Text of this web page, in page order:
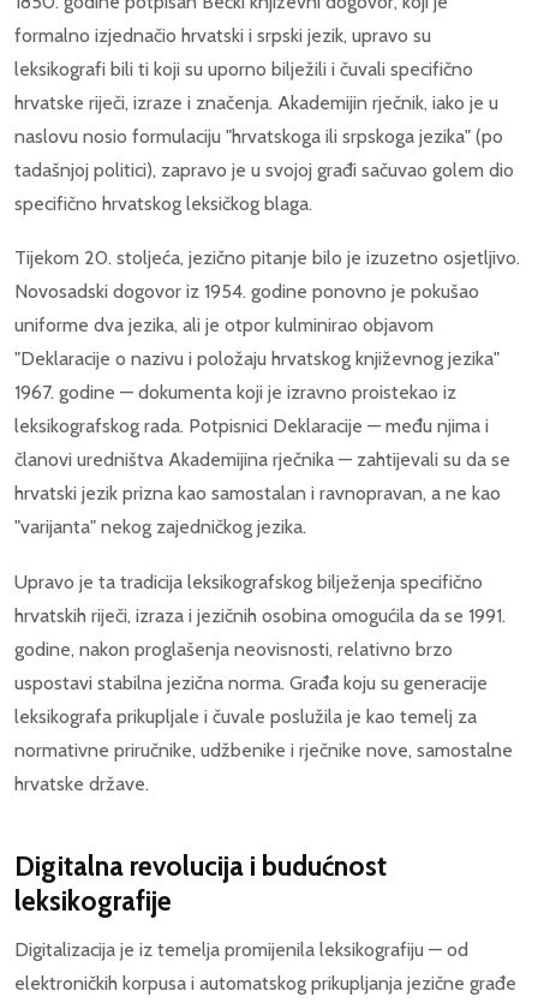
formalno izjednačio hrvatski i srpski jezik, upravo su
leksikografi bili ti koji su uporno bilježili i čuvali specifično
hrvatske riječi, izraze i značenja. Akademijin rječnik, iako je u
naslovu nosio formulaciju "hrvatskoga ili srpskoga jezika" (po
tadašnjoj politici), zapravo je u svojoj građi sačuvao golem dio
specifično hrvatskog leksičkog blaga.
Tijekom 20. stoljeća, jezično pitanje bilo je izuzetno osjetljivo.
Novosadski dogovor iz 1954. godine ponovno je pokušao
uniforme dva jezika, ali je otpor kulminirao objavom
"Deklaracije o nazivu i položaju hrvatskog književnog jezika"
1967. godine — dokumenta koji je izravno proistekao iz
leksikografskog rada. Potpisnici Deklaracije — među njima i
članovi uredništva Akademijina rječnika — zahtijevali su da se
hrvatski jezik prizna kao samostalan i ravnopravan, a ne kao
"varijanta" nekog zajedničkog jezika.
Upravo je ta tradicija leksikografskog bilježenja specifično
hrvatskih riječi, izraza i jezičnih osobina omogućila da se 1991.
godine, nakon proglašenja neovisnosti, relativno brzo
uspostavi stabilna jezična norma. Građa koju su generacije
leksikografa prikupljale i čuvale poslužila je kao temelj za
normativne priručnike, udžbenike i rječnike nove, samostalne
hrvatske države.
Digitalna revolucija i budućnost
leksikografije
Digitalizacija je iz temelja promijenila leksikografiju — od
elektroničkih korpusa i automatskog prikupljanja jezične građe